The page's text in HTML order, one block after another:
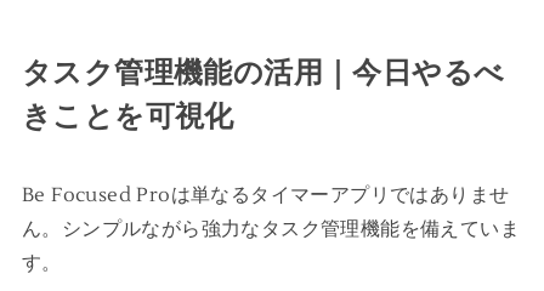
タスク管理機能の活用｜今日やるべ
きことを可視化
Be Focused Proは単なるタイマーアプリではありませ
ん。シンプルながら強力なタスク管理機能を備えていま
す。